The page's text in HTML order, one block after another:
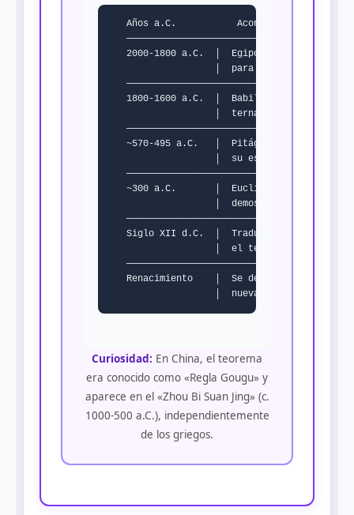
   Años a.C.           Acontecimiento clave
2000-1800 a.C.  │  Egipcios usan cuerdas
                   │  para ángulos rectos
   1800-1600 a.C.  │  Babilonios registran
                   │  ternas pitagóricas
   ~570-495 a.C.   │  Pitágoras nace y funda
                   │  su escuela
   ~300 a.C.       │  Euclides incluye la
│  demostración en
Siglo XII d.C.  │  Traducciones árabes
                   │  el teorema a Europa
Renacimiento    │  Se descubren cientos
Curiosidad: En China, el teorema
era conocido como «Regla Gougu» y
aparece en el «Zhou Bi Suan Jing» (c.
1000-500 a.C.), independientemente
de los griegos.